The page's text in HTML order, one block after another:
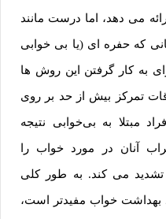
می دهد، اما درست مانند
که حفره ‌ای (یا بی ‌خوابی
به کار گرفتن این روش ها
تمرکز بیش از حد بر روی
مبتلا به بی‌خوابی نتیجه
آنان در مورد خواب را
می کند. به طور کلی
خواب مفیدتر است،